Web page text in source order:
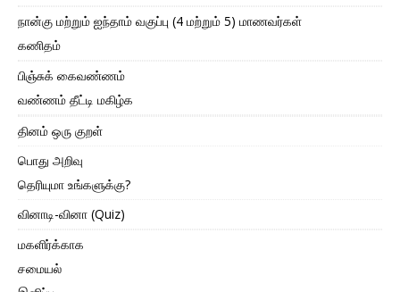
நான்கு மற்றும் ஐந்தாம் வகுப்பு (4 மற்றும் 5) மாணவர்கள்
கணிதம்
பிஞ்சுக் கைவண்ணம்
வண்ணம் தீட்டி மகிழ்க
தினம் ஒரு குறள்
பொது அறிவு
தெரியுமா உங்களுக்கு?
வினாடி-வினா (Quiz)
மகளிர்க்காக
சமையல்